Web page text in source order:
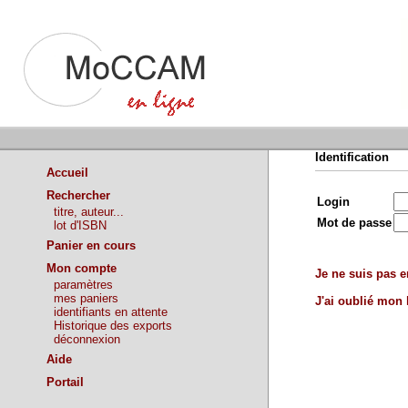
Accueil
Rechercher
titre, auteur...
lot d'ISBN
Panier en cours
Mon compte
paramètres
mes paniers
identifiants en attente
Historique des exports
déconnexion
Aide
Portail
Identification
Login
Mot de passe
Je ne suis pas
J'ai oublié mon